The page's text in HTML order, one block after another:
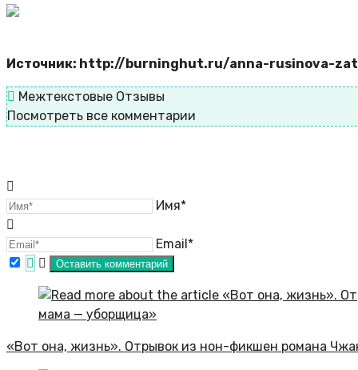
Источник: http://burninghut.ru/anna-rusinova-
Межтекстовые Отзывы
Посмотреть все комментарии
Имя*
Email*
«Вот она, жизнь». Отрывок из нон-фикшен романа